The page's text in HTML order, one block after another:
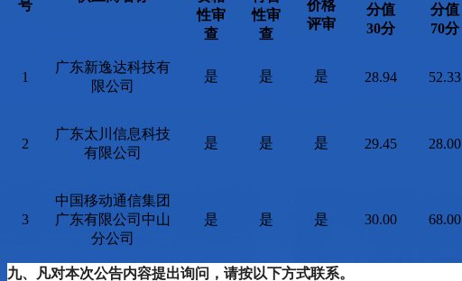
号
性审
查
性审
查
价格
评审
分值
30分
分值
70分
1
广东新逸达科技有
限公司
是 是 是 28.94 52.33
2
广东太川信息科技
有限公司
是 是 是 29.45 28.00
3
中国移动通信集团
广东有限公司中山
分公司
是 是 是 30.00 68.00
九、凡对本次公告内容提出询问，请按以下方式联系。